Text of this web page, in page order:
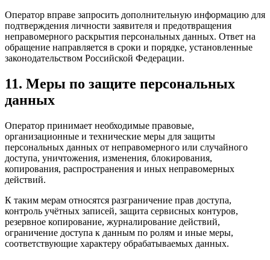
Оператор вправе запросить дополнительную информацию для
подтверждения личности заявителя и предотвращения
неправомерного раскрытия персональных данных. Ответ на
обращение направляется в сроки и порядке, установленные
законодательством Российской Федерации.
11. Меры по защите персональных
данных
Оператор принимает необходимые правовые,
организационные и технические меры для защиты
персональных данных от неправомерного или случайного
доступа, уничтожения, изменения, блокирования,
копирования, распространения и иных неправомерных
действий.
К таким мерам относятся разграничение прав доступа,
контроль учётных записей, защита сервисных контуров,
резервное копирование, журналирование действий,
ограничение доступа к данным по ролям и иные меры,
соответствующие характеру обрабатываемых данных.